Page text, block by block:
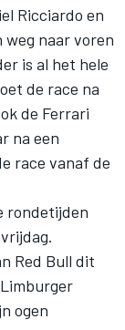
Ricciardo en
naar voren
is al het hele
de race na
de Ferrari
na een
race vanaf de
rondetijden
Red Bull dit
ogen